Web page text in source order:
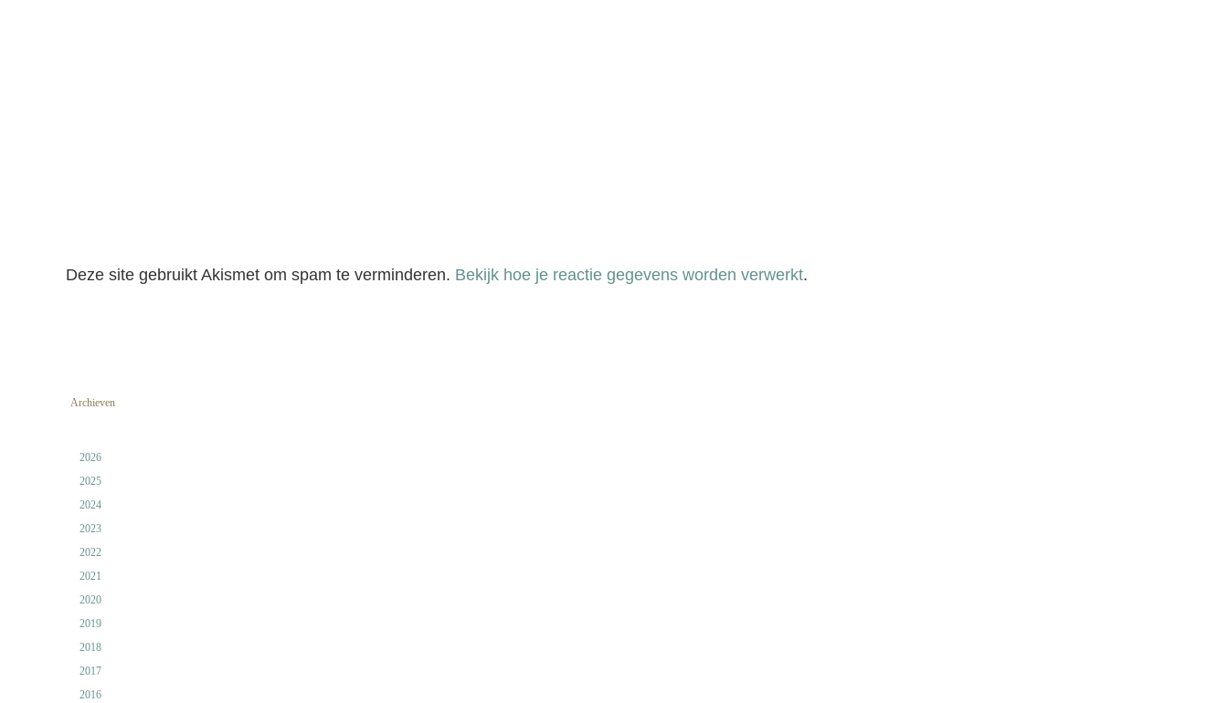
Deze site gebruikt Akismet om spam te verminderen. Bekijk hoe je reactie gegevens worden verwerkt.
Archieven
2026
2025
2024
2023
2022
2021
2020
2019
2018
2017
2016